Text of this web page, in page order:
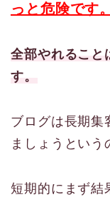
っと危険です。
全部やれること
す。
ブログは長期集
ましょうという
短期的にまず結